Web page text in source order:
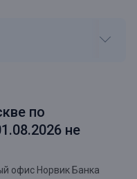
по
не
офис Норвик Банка